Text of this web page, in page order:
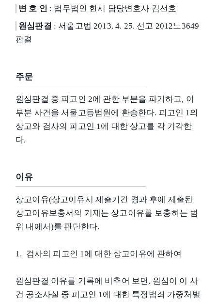
변 호 인 : 법무법인 한서 담당변호사 김선호
원심판결 : 서울고법 2013. 4. 25. 선고 2012노3649
판결
주문
원심판결 중 피고인 2에 관한 부분을 파기하고, 이
부분 사건을 서울고등법원에 환송한다. 피고인 1의
상고와 검사의 피고인 1에 대한 상고를 각 기각한
다.
이유
상고이유(상고이유서 제출기간 경과 후에 제출된
상고이유보충서의 기재는 상고이유를 보충하는 범
위 내에서)를 판단한다.
1. 검사의 피고인 1에 대한 상고이유에 관하여
원심판결 이유를 기록에 비추어 보면, 원심이 이 사
건 공소사실 중 피고인 1에 대한 특정범죄 가중처벌